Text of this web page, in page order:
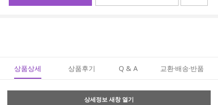
상품상세 상품후기 Q & A 교환·배송·반품
상세정보 새창 열기